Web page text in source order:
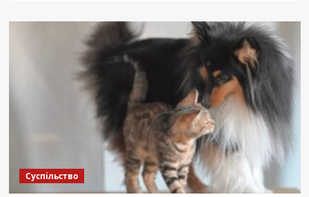
Суспільство